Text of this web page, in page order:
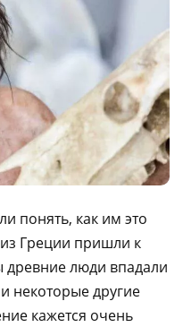
понять, как им это
Греции пришли к
древние люди впадали
некоторые другие
кажется очень